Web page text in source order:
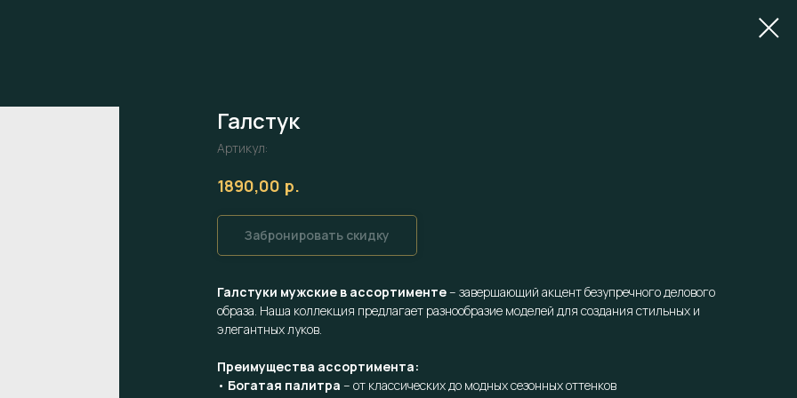
Галстук
Артикул:
1890,00 р.
Забронировать скидку
Галстуки мужские в ассортименте– завершающий акцент безупречного делового
образа. Наша коллекция предлагает разнообразие моделей для создания стильных и
элегантных луков.
Преимущества ассортимента:
• Богатая палитра – от классических до модных сезонных оттенков